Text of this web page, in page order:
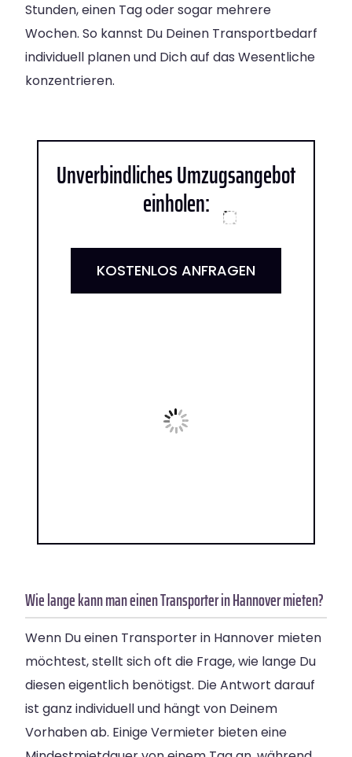
Stunden, einen Tag oder sogar mehrere
Wochen. So kannst Du Deinen Transportbedarf
individuell planen und Dich auf das Wesentliche
konzentrieren.
Unverbindliches Umzugsangebot
einholen:
KOSTENLOS ANFRAGEN
Wie lange kann man einen Transporter in Hannover mieten?
Wenn Du einen Transporter in Hannover mieten
möchtest, stellt sich oft die Frage, wie lange Du
diesen eigentlich benötigst. Die Antwort darauf
ist ganz individuell und hängt von Deinem
Vorhaben ab. Einige Vermieter bieten eine